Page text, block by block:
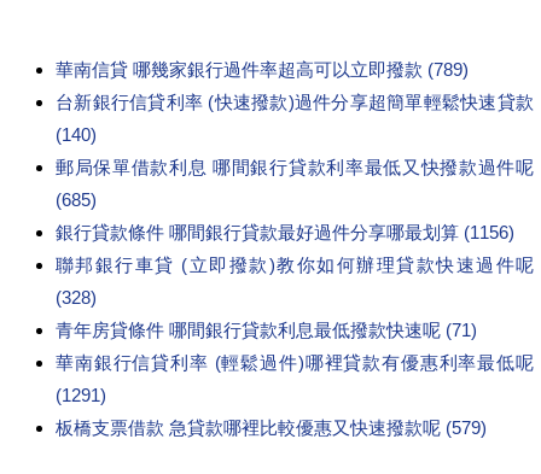
華南信貸 哪幾家銀行過件率超高可以立即撥款 (789)
台新銀行信貸利率 (快速撥款)過件分享超簡單輕鬆快速貸款
(140)
郵局保單借款利息 哪間銀行貸款利率最低又快撥款過件呢
(685)
銀行貸款條件 哪間銀行貸款最好過件分享哪最划算 (1156)
聯邦銀行車貸 (立即撥款)教你如何辦理貸款快速過件呢
(328)
青年房貸條件 哪間銀行貸款利息最低撥款快速呢 (71)
華南銀行信貸利率 (輕鬆過件)哪裡貸款有優惠利率最低呢
(1291)
板橋支票借款 急貸款哪裡比較優惠又快速撥款呢 (579)